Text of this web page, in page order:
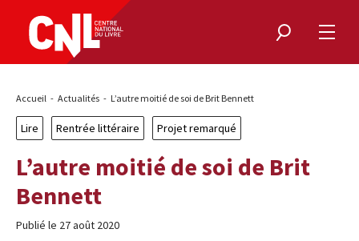
Rechercher
le
Fil
Accueil Actualités L’autre moitié de soi de Brit Bennett
Lire Rentrée littéraire Projet remarqué
L’autre moitié de soi de Brit
Bennett
Publié le 27 août 2020